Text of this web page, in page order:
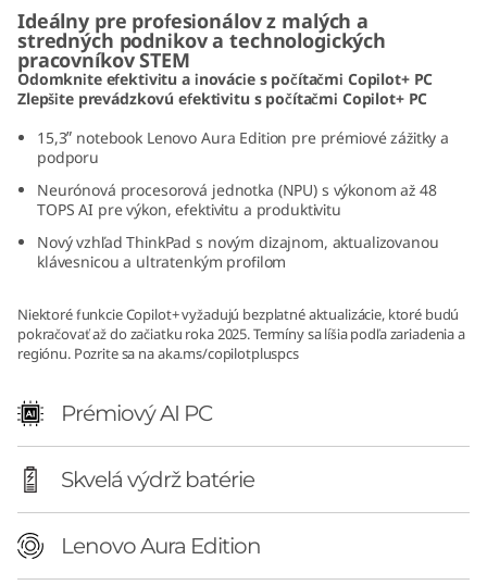
a
E
d
o
n
1
5
Ideálny pre profesionálov z malých a
stredných podnikov a technologických
pracovníkov STEM
Odomknite efektivitu a inovácie s počítačmi Copilot+ PC
Zlepšite prevádzkovú efektivitu s počítačmi Copilot+ PC
15,3ʺ notebook Lenovo Aura Edition pre prémiové zážitky a
podporu
Neurónová procesorová jednotka (NPU) s výkonom až 48
TOPS AI pre výkon, efektivitu a produktivitu
Nový vzhľad ThinkPad s novým dizajnom, aktualizovanou
klávesnicou a ultratenkým profilom
Niektoré funkcie Copilot+ vyžadujú bezplatné aktualizácie, ktoré budú
pokračovať až do začiatku roka 2025. Termíny sa líšia podľa zariadenia a
regiónu. Pozrite sa naaka.ms/copilotpluspcs
Prémiový AI PC
Skvelá výdrž batérie
Lenovo Aura Edition